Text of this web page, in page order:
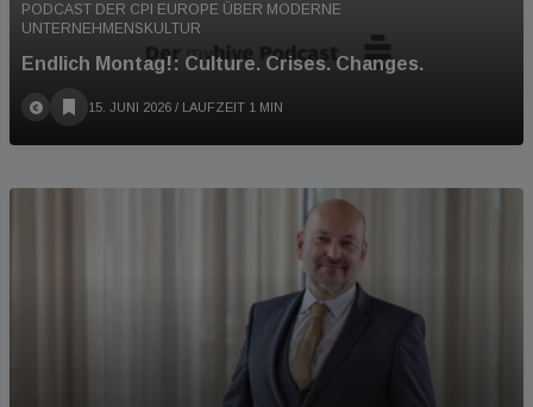
PODCAST DER CPI EUROPE ÜBER MODERNE
UNTERNEHMENSKULTUR
Endlich Montag!: Culture. Crises. Changes.
15. JUNI 2026 / LAUFZEIT 1 MIN